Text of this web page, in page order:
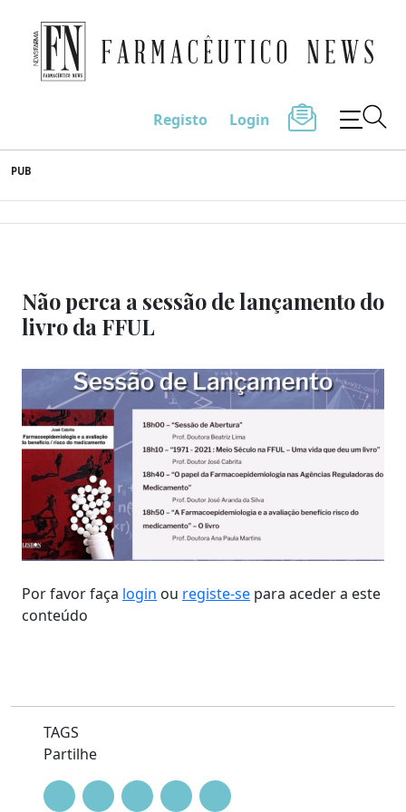
to
content
Farmacêutico News
Registo Login
PUB
Não perca a sessão de lançamento do
livro da FFUL
Por favor faça login ou registe-se para aceder a este
conteúdo
TAGS
Partilhe